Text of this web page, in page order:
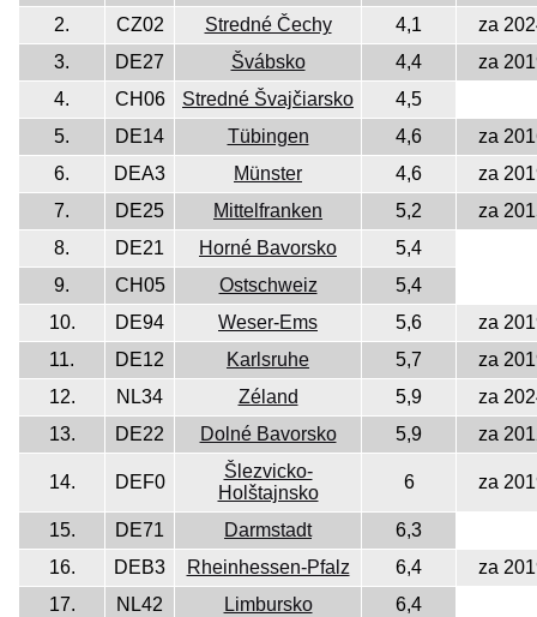
2.
CZ02 Stredné Čechy 4,1
za
3.
DE27 Švábsko 4,4
za
4.
CH06 Stredné Švajčiarsko
4,5
5.
DE14 Tübingen 4,6
za
6.
DEA3 Münster 4,6
za
7.
DE25 Mittelfranken 5,2
za
8.
DE21 Horné Bavorsko
5,4
9.
CH05 Ostschweiz
5,4
10.
DE94 Weser-Ems 5,6
za
11.
DE12 Karlsruhe 5,7
za
12.
NL34 Zéland 5,9
za
13.
DE22 Dolné Bavorsko 5,9 za
14. DEF0
Šlezvicko-
Holštajnsko
6 za
15. DE71 Darmstadt
6,3
16.
DEB3 Rheinhessen-Pfalz 6,4
za
17.
NL42 Limbursko
6,4